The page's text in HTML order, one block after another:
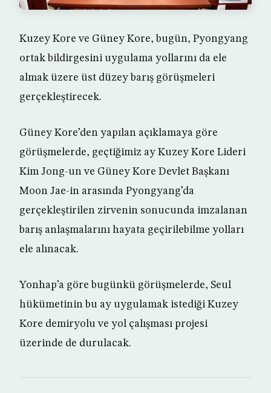
Kuzey Kore ve Güney Kore, bugün, Pyongyang
ortak bildirgesini uygulama yollarını da ele
almak üzere üst düzey barış görüşmeleri
gerçekleştirecek.
Güney Kore’den yapılan açıklamaya göre
görüşmelerde, geçtiğimiz ay Kuzey Kore Lideri
Kim Jong-un ve Güney Kore Devlet Başkanı
Moon Jae-in arasında Pyongyang’da
gerçekleştirilen zirvenin sonucunda imzalanan
barış anlaşmalarını hayata geçirilebilme yolları
ele alınacak.
Yonhap’a göre bugünkü görüşmelerde, Seul
hükümetinin bu ay uygulamak istediği Kuzey
Kore demiryolu ve yol çalışması projesi
üzerinde de durulacak.